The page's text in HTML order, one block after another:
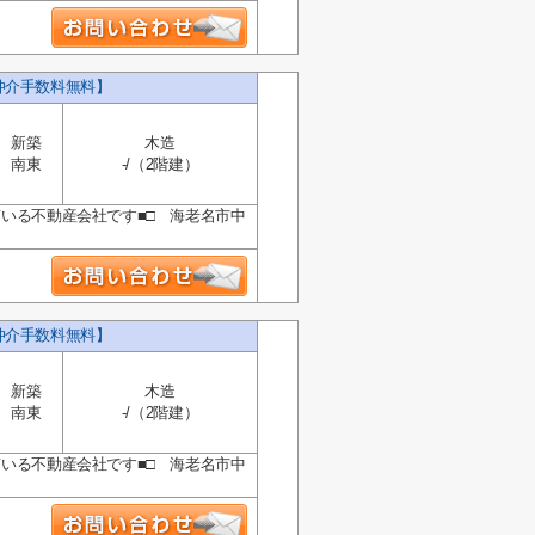
手数料無料】
新築
南東
木造
-/（2階建）
いる不動産会社です■□ 海老名市中
手数料無料】
新築
南東
木造
-/（2階建）
いる不動産会社です■□ 海老名市中